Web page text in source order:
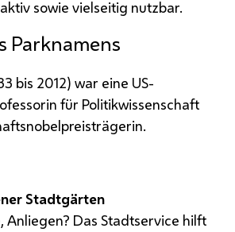
sowie vielseitig nutzbar.
Parknamens
bis 2012) war eine US-
für Politikwissenschaft
Stadtgärten
Anliegen? Das Stadtservice hilft